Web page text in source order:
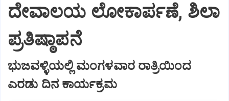
ದೇವಾಲಯ ಲೋಕಾರ್ಪಣೆ, ಶಿಲಾ
ಪ್ರತಿಷ್ಠಾಪನೆ
ಭುಜವಳ್ಳಿಯಲ್ಲಿ ಮಂಗಳವಾರ ರಾತ್ರಿಯಿಂದ
ಎರಡು ದಿನ ಕಾರ್ಯಕ್ರಮ